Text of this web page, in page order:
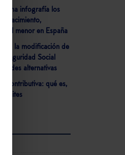
una infografía los
nacimiento,
del menor en España
la modificación de
Seguridad Social
alternativas
contributiva: qué es,
límites